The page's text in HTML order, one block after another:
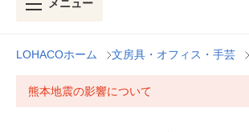
メニュー
LOHACOホーム 文房具・オフィス・手芸
熊本地震の影響について